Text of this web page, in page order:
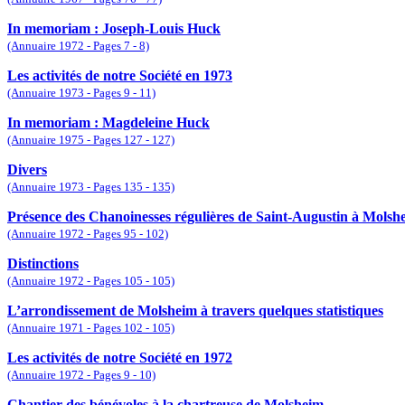
In memoriam : Joseph-Louis Huck
(Annuaire 1972 - Pages 7 - 8)
Les activités de notre Société en 1973
(Annuaire 1973 - Pages 9 - 11)
In memoriam : Magdeleine Huck
(Annuaire 1975 - Pages 127 - 127)
Divers
(Annuaire 1973 - Pages 135 - 135)
Présence des Chanoinesses régulières de Saint-Augustin à
(Annuaire 1972 - Pages 95 - 102)
Distinctions
(Annuaire 1972 - Pages 105 - 105)
L’arrondissement de Molsheim à travers quelques statistiques
(Annuaire 1971 - Pages 102 - 105)
Les activités de notre Société en 1972
(Annuaire 1972 - Pages 9 - 10)